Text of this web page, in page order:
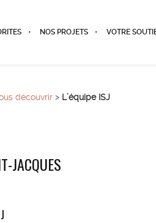
NOS PROJETS VOTRE
découvrir > L’équipe ISJ
JACQUES